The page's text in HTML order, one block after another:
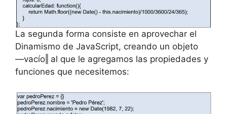
La segunda forma consiste en aprovechar el
Dinamismo de JavaScript, creando un objeto
―vacío‖ al que le agregamos las propiedades y
funciones que necesitemos: